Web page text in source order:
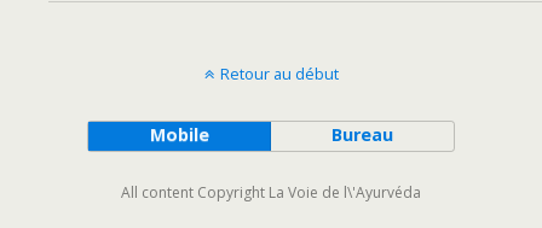
Retour au début
Mobile Bureau
All content Copyright La Voie de l\'Ayurvéda